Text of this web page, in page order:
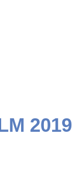
2019